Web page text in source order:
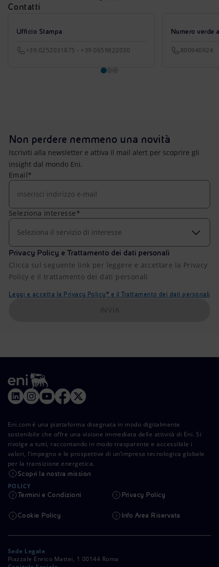
Contatti
Ufficio Stampa
+39.0252031875 - +39.0659822030
Numero verde
800940924
Non perdere nemmeno una novità
Iscriviti alla newsletter e attiva il mail alert per scoprire gli
insight dal mondo Eni.
Email*
Seleziona interesse*
Seleziona il servizio di interesse
Privacy Policy e Trattamento dei dati personali
Clicca sul seguente link per leggere e accettare la Privacy
Policy e il trattamento dei dati personali
Leggi e accetta la Privacy Policy* e il Trattamento dei dati personali
Eni.com è una piattaforma disegnata in modo digitalmente
sostenibile che offre una visione immediata delle attività di Eni. Si
rivolge a tutti, raccontando in modo trasparente e accessibile i
valori, l’impegno e le prospettive di un’impresa tecnologica globale
per la transizione energetica.
Scopri la nostra mission
POLICY
Termini e Condizioni Privacy Policy
Cookie Policy Info Area Riservata
Sede Legale
Piazzale Enrico Mattei, 1 00144 Roma